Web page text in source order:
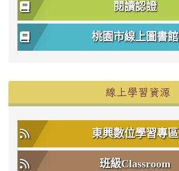
閱讀認證
桃園市線上圖書館
線上學習資源
東興數位學習專區
班級Classroom